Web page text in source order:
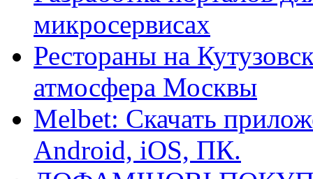
микросервисах
Рестораны на
атмосфера Москвы
Melbet: Скачать
Android, iOS, ПК.